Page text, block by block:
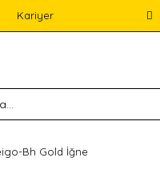
Kariyer